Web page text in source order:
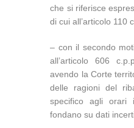
che si riferisce
di cui all’articolo 110
– con il secondo
all’articolo 606
avendo la Corte
delle ragioni del
specifico agli orari
fondano su dati